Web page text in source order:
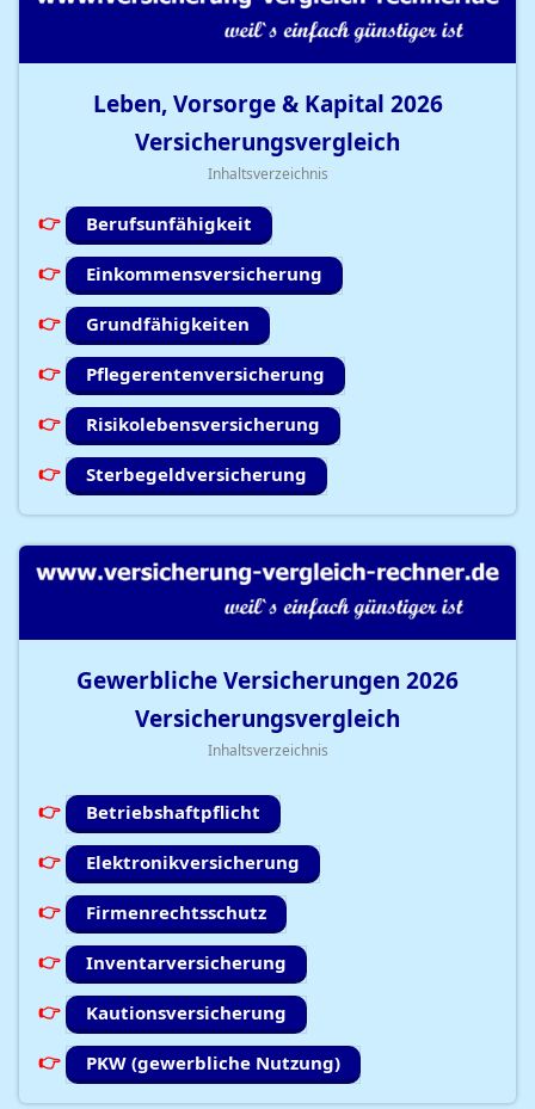
Leben, Vorsorge & Kapital 2026
Versicherungsvergleich
Inhaltsverzeichnis
Berufsunfähigkeit
Einkommensversicherung
Grundfähigkeiten
Pflegerentenversicherung
Risikolebensversicherung
Sterbegeldversicherung
Gewerbliche Versicherungen 2026
Versicherungsvergleich
Inhaltsverzeichnis
Betriebshaftpflicht
Elektronikversicherung
Firmenrechtsschutz
Inventarversicherung
Kautionsversicherung
PKW (gewerbliche Nutzung)